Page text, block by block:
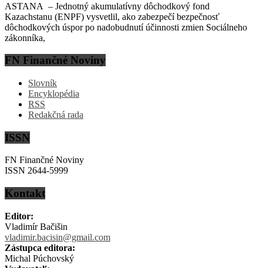
ASTANA – Jednotný akumulatívny dôchodkový fond
Kazachstanu (ENPF) vysvetlil, ako zabezpečí bezpečnosť
dôchodkových úspor po nadobudnutí účinnosti zmien Sociálneho
zákonníka,
FN Finančné Noviny
Slovník
Encyklopédia
RSS
Redakčná rada
ISSN
FN Finančné Noviny
ISSN 2644-5999
Kontakt
Editor:
Vladimír Bačišin
vladimir.bacisin@gmail.com
Zástupca editora:
Michal Púchovský